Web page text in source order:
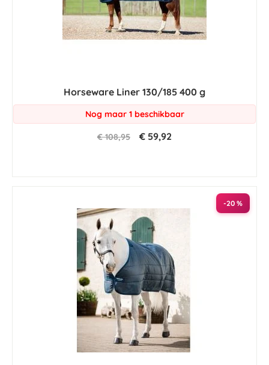
Horseware Liner 130/185 400 g
Nog maar 1 beschikbaar
€ 108,95 € 59,92
-20 %